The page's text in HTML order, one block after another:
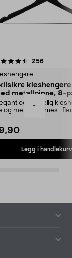
-
256
metallpinne, 8-
og skikkelig
og metall – finnes i
Legg i handlekurv
4.5av 5 stjerner